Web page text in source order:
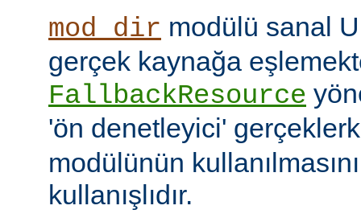
mod_dir modülü sanal
gerçek kaynağa
FallbackResource
'ön denetleyici'
modülünün
kullanışlıdır.